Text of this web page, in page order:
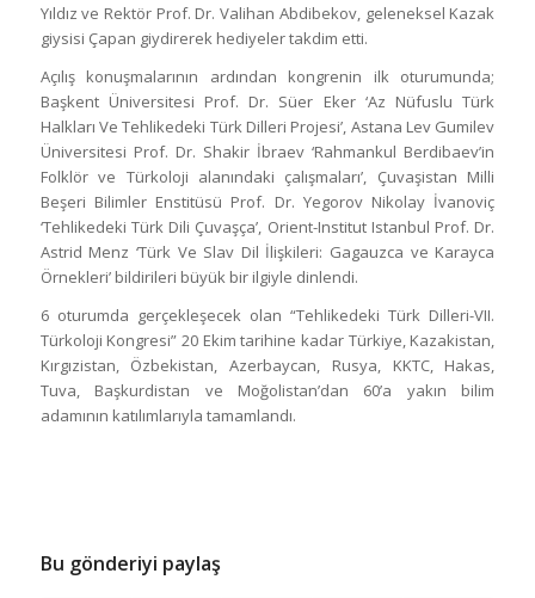
Yıldız ve Rektör Prof. Dr. Valihan Abdibekov, geleneksel Kazak
giysisi Çapan giydirerek hediyeler takdim etti.
Açılış konuşmalarının ardından kongrenin ilk oturumunda;
Başkent Üniversitesi Prof. Dr. Süer Eker ‘Az Nüfuslu Türk
Halkları Ve Tehlikedeki Türk Dilleri Projesi’, Astana Lev Gumilev
Üniversitesi Prof. Dr. Shakir İbraev ‘Rahmankul Berdibaev’in
Folklör ve Türkoloji alanındaki çalışmaları’, Çuvaşistan Milli
Beşeri Bilimler Enstitüsü Prof. Dr. Yegorov Nikolay İvanoviç
‘Tehlikedeki Türk Dili Çuvaşça’, Orient-Institut Istanbul Prof. Dr.
Astrid Menz ‘Türk Ve Slav Dil İlişkileri: Gagauzca ve Karayca
Örnekleri’ bildirileri büyük bir ilgiyle dinlendi.
6 oturumda gerçekleşecek olan “Tehlikedeki Türk Dilleri-VII.
Türkoloji Kongresi” 20 Ekim tarihine kadar Türkiye, Kazakistan,
Kırgızistan, Özbekistan, Azerbaycan, Rusya, KKTC, Hakas,
Tuva, Başkurdistan ve Moğolistan’dan 60’a yakın bilim
adamının katılımlarıyla tamamlandı.
Bu gönderiyi paylaş